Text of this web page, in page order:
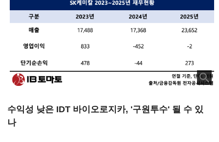
수익성 낮은 IDT 바이오로지카, '구원투수' 될 수 있
나